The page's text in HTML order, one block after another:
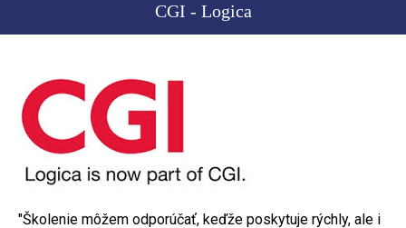
CGI - Logica
"Školenie môžem odporúčať, keďže poskytuje rýchly, ale i